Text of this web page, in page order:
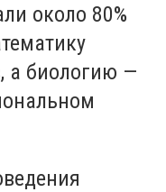
около 80%
а биологию —